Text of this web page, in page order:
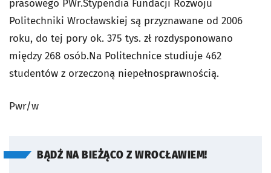
prasowego PWr.Stypendia Fundacji Rozwoju
Politechniki Wrocławskiej są przyznawane od 2006
roku, do tej pory ok. 375 tys. zł rozdysponowano
między 268 osób.Na Politechnice studiuje 462
studentów z orzeczoną niepełnosprawnością.
Pwr/w
BĄDŹ NA BIEŻĄCO Z WROCŁAWIEM!